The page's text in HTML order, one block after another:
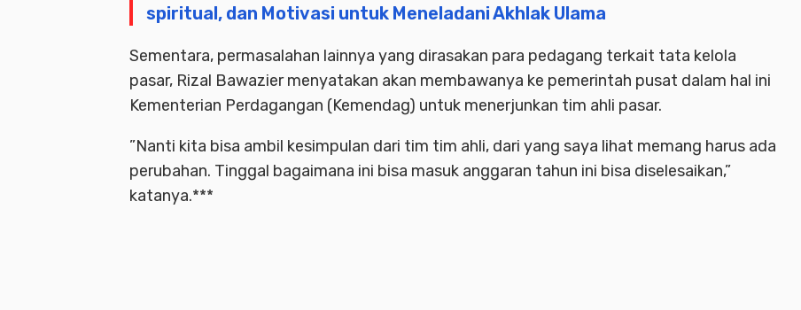
spiritual, dan Motivasi untuk Meneladani Akhlak Ulama
Sementara, permasalahan lainnya yang dirasakan para pedagang terkait tata kelola
pasar, Rizal Bawazier menyatakan akan membawanya ke pemerintah pusat dalam hal ini
Kementerian Perdagangan (Kemendag) untuk menerjunkan tim ahli pasar.
”Nanti kita bisa ambil kesimpulan dari tim tim ahli, dari yang saya lihat memang harus ada
perubahan. Tinggal bagaimana ini bisa masuk anggaran tahun ini bisa diselesaikan,”
katanya.***